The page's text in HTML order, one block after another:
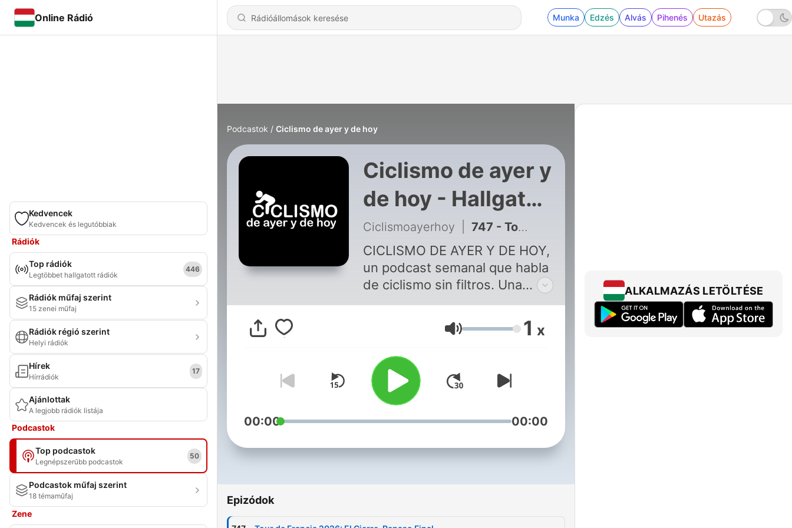
Online Rádió Munka Edzés Alvás Pihenés Utazás
Kedvencek
Kedvencek és legutóbbiak
Rádiók
Top rádiók
Legtöbbet hallgatott rádiók
446
Rádiók műfaj szerint
15 zenei műfaj
Rádiók régió szerint
Helyi rádiók
Hírek
Hírrádiók
17
Ajánlottak
A legjobb rádiók listája
Podcastok
Top podcastok
Legnépszerűbb podcastok
50
Podcastok műfaj szerint
18 témaműfaj
Zene
Podcastok Ciclismo de ayer y de hoy
Ciclismo de ayer y
de hoy - Hallgatás
Online
Ciclismoayerhoy 747 - Tour de Francia 2026: El Cierre. Repaso Final
CICLISMO DE AYER Y DE HOY,
un podcast semanal que habla
de ciclismo sin filtros. Una
tertulia entre tres apasionados
del ciclismo donde tiene
cabida la actualidad, las
carreras, el ciclismo vintage,
las entrevistas, donde nos
gusta debatir y sobre todo dar
nuestra opinión. A los mandos
de las bicicletas: Jordi
Miguel Ángel Peláez. Pásate
Telegram para hacer más
(@ciclismoayerhoy), para
Hangerő 1 x
00:00 00:00
Epizódok
ALKALMAZÁS LETÖLTÉSE